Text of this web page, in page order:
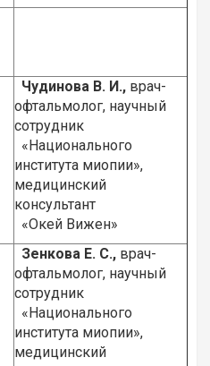
Чудинова В. И., врач-
офтальмолог, научный
сотрудник
«Национального
института миопии»,
медицинский
консультант
«Окей Вижен»
Зенкова Е. С., врач-
офтальмолог, научный
сотрудник
«Национального
института миопии»,
медицинский